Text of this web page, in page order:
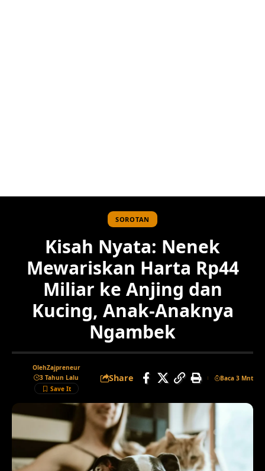
SOROTAN
Kisah Nyata: Nenek
Mewariskan Harta Rp44
Miliar ke Anjing dan
Kucing, Anak-Anaknya
Ngambek
OlehZajpreneur
3 Tahun Lalu
Share Baca 3 Mnt